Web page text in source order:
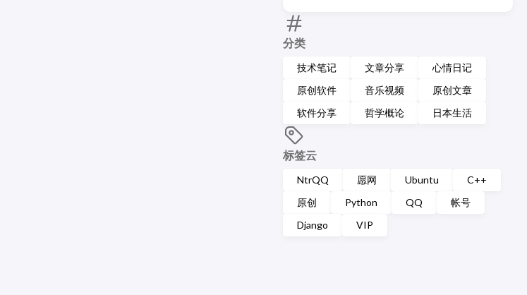
分类
技术笔记 文章分享
心情日记
原创软件
音乐视频
原创文章
软件分享
哲学概论 日本生活
标签云
NtrQQ 愿网 Ubuntu
C++
原创
Python QQ
帐号
Django
VIP